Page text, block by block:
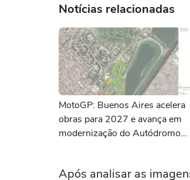
Notícias relacionadas
MotoGP: Buenos Aires acelera
obras para 2027 e avança em
modernização do Autódromo
Após analisar as